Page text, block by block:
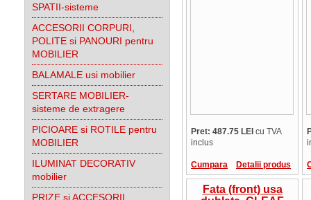
SPATII-sisteme
ACCESORII CORPURI,
POLITE si PANOURI pentru
MOBILIER
BALAMALE usi mobilier
SERTARE MOBILIER-
sisteme de extragere
PICIOARE si ROTILE pentru
MOBILIER
ILUMINAT DECORATIV
mobilier
PRIZE si ACCESORII
Pret: 487.75 LEI cu TVA
inclus
Cumpara Detalii produs
Fata (front) usa